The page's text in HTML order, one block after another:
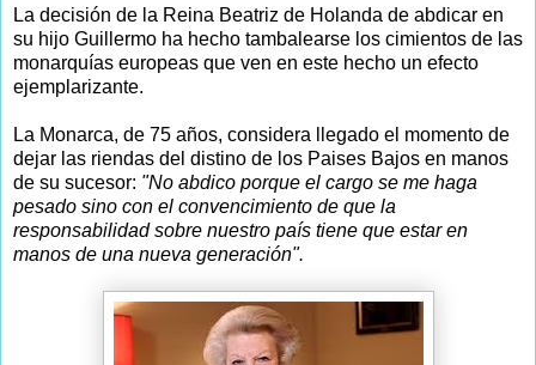
La decisión de la Reina Beatriz de Holanda de abdicar en
su hijo Guillermo ha hecho tambalearse los cimientos de las
monarquías europeas que ven en este hecho un efecto
ejemplarizante.
La Monarca, de 75 años, considera llegado el momento de
dejar las riendas del distino de los Paises Bajos en manos
de su sucesor: "No abdico porque el cargo se me haga
pesado sino con el convencimiento de que la
responsabilidad sobre nuestro país tiene que estar en
manos de una nueva generación".